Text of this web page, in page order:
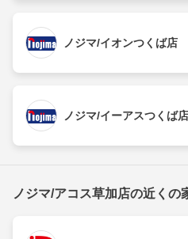
ノジマ/イオンつくば店
ノジマ/イーアスつくば店
ノジマ/アコス草加店の近くの